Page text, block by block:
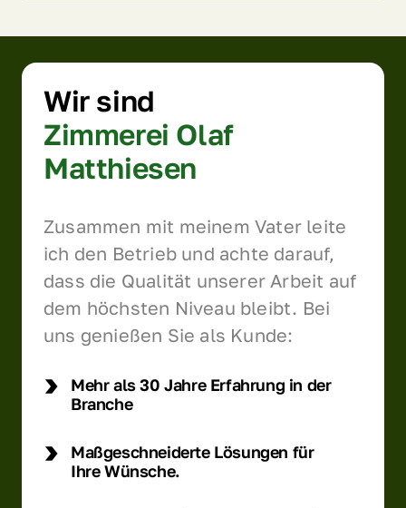
Wir sind
Zimmerei
Olaf
Matthiesen
Zusammen mit meinem Vater leite
ich den Betrieb und achte darauf,
dass die Qualität unserer Arbeit auf
dem höchsten Niveau bleibt. Bei
uns genießen Sie als Kunde:
Mehr als 30 Jahre Erfahrung in der
Branche
Maßgeschneiderte Lösungen für
Ihre Wünsche.